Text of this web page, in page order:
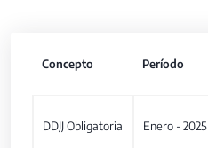
Concepto Período
DDJJ Obligatoria Enero - 2025